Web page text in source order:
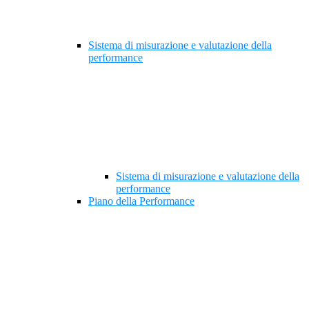
Sistema di misurazione e valutazione della
performance
Sistema di misurazione e valutazione della
performance
Piano della Performance